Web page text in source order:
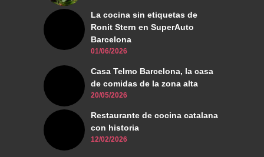
La cocina sin etiquetas de
Ronit Stern en SuperAuto
Barcelona
01/06/2026
Casa Telmo Barcelona, la casa
de comidas de la zona alta
20/05/2026
Restaurante de cocina catalana
con historia
12/02/2026